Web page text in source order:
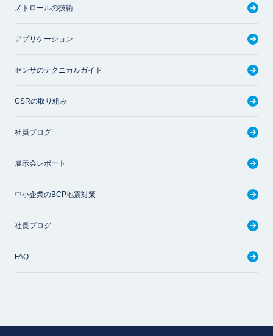
メトロールの技術
アプリケーション
センサのテクニカルガイド
CSRの取り組み
社員ブログ
展示会レポート
中小企業のBCP地震対策
社長ブログ
FAQ